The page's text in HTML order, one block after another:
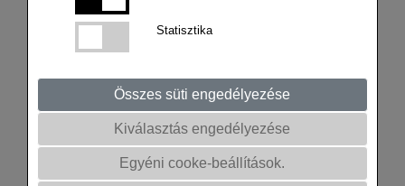
Statisztika
Összes süti engedélyezése
Kiválasztás engedélyezése
Egyéni cooke-beállítások.